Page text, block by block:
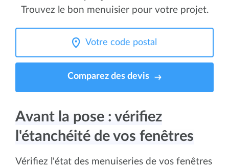
Trouvez le bon menuisier pour votre projet.
Comparez des devis
Avant la pose : vérifiez
l'étanchéité de vos fenêtres
Vérifiez l'état des menuiseries de vos fenêtres